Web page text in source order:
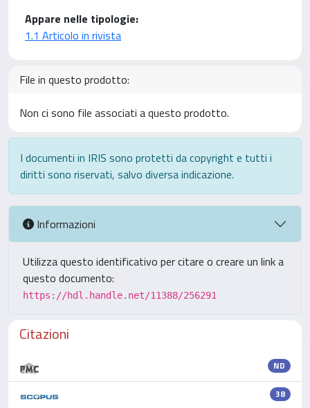
Appare nelle tipologie:
1.1 Articolo in rivista
File in questo prodotto:
Non ci sono file associati a questo prodotto.
I documenti in IRIS sono protetti da copyright e tutti i
diritti sono riservati, salvo diversa indicazione.
Informazioni
Utilizza questo identificativo per citare o creare un link a
questo documento:
https://hdl.handle.net/11388/256291
Citazioni
ND
38